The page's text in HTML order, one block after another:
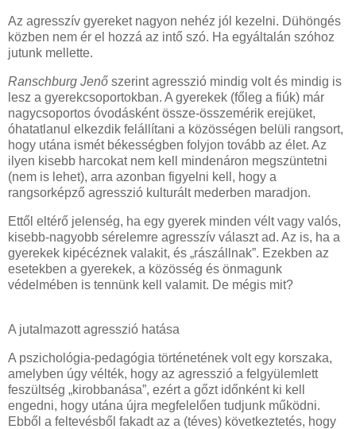
Az agresszív gyereket nagyon nehéz jól kezelni. Dühöngés
közben nem ér el hozzá az intő szó. Ha egyáltalán szóhoz
jutunk mellette.
Ranschburg Jenő szerint agresszió mindig volt és mindig is
lesz a gyerekcsoportokban. A gyerekek (főleg a fiúk) már
nagycsoportos óvodásként össze-összemérik erejüket,
óhatatlanul elkezdik felállítani a közösségen belüli rangsort,
hogy utána ismét békességben folyjon tovább az élet. Az
ilyen kisebb harcokat nem kell mindenáron megszüntetni
(nem is lehet), arra azonban figyelni kell, hogy a
rangsorképző agresszió kulturált mederben maradjon.
Ettől eltérő jelenség, ha egy gyerek minden vélt vagy valós,
kisebb-nagyobb sérelemre agresszív választ ad. Az is, ha a
gyerekek kipécéznek valakit, és „rászállnak”. Ezekben az
esetekben a gyerekek, a közösség és önmagunk
védelmében is tennünk kell valamit. De mégis mit?
A jutalmazott agresszió hatása
A pszichológia-pedagógia történetének volt egy korszaka,
amelyben úgy vélték, hogy az agresszió a felgyülemlett
feszültség „kirobbanása”, ezért a gőzt időnként ki kell
engedni, hogy utána újra megfelelően tudjunk működni.
Ebből a feltevésből fakadt az a (téves) következtetés, hogy